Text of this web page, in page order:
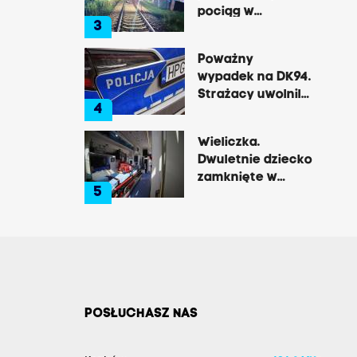
3
pociąg w
trasie do Krakowa
4
Poważny
wypadek na DK94.
Strażacy uwolnili
5
Wieliczka.
Dwuletnie dziecko
zamknięte w
POSŁUCHASZ NAS